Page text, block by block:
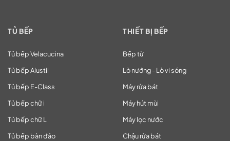
TỦ BẾP
Tủ bếp Velacucina
Tủ bếp Alustil
Tủ bếp E-Class
Tủ bếp chữ i
Tủ bếp chữ L
Tủ bếp bàn đảo
THIẾT BỊ BẾP
Bếp từ
Lò nướng - Lò vi sóng
Máy rửa bát
Máy hút mùi
Máy lọc nước
Chậu rửa bát